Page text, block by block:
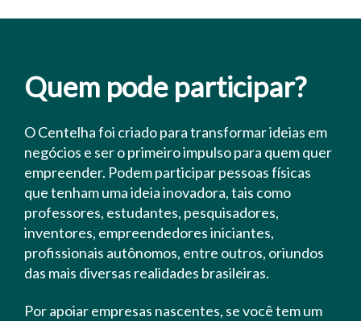
Quem pode participar?
O Centelha foi criado para transformar ideias em
negócios e ser o primeiro impulso para quem quer
empreender. Podem participar pessoas físicas
que tenham uma ideia inovadora, tais como
professores, estudantes, pesquisadores,
inventores, empreendedores iniciantes,
profissionais autônomos, entre outros, oriundos
das mais diversas realidades brasileiras.
Por apoiar empresas nascentes, se você tem um